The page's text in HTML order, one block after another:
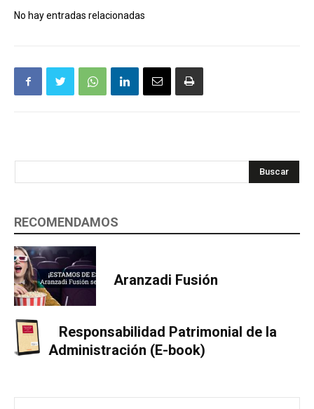
No hay entradas relacionadas
Buscar
RECOMENDAMOS
Aranzadi Fusión
Responsabilidad Patrimonial de la
Administración (E-book)